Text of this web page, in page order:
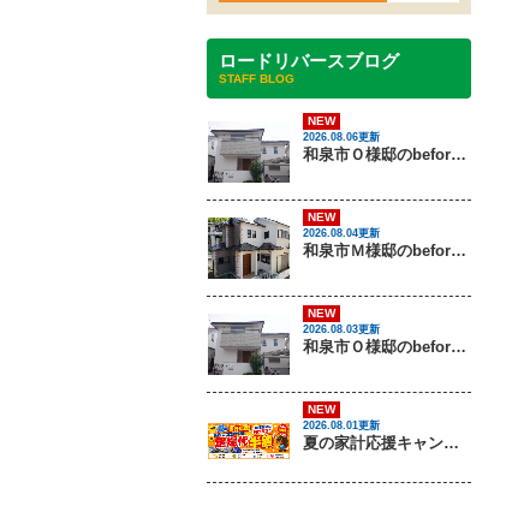
ロードリバースブログ
STAFF BLOG
NEW
2026.08.06更新
和泉市Ｏ様邸のbeforeとafter（外壁塗装）
NEW
2026.08.04更新
和泉市Ｍ様邸のbeforeとafter（外壁塗装・屋根塗装）
NEW
2026.08.03更新
和泉市Ｏ様邸のbeforeとafter（外壁塗装）
NEW
2026.08.01更新
夏の家計応援キャンペーン開催！足場代半額でお得に外壁・屋根塗装を始めるチャンス【8月30日まで】